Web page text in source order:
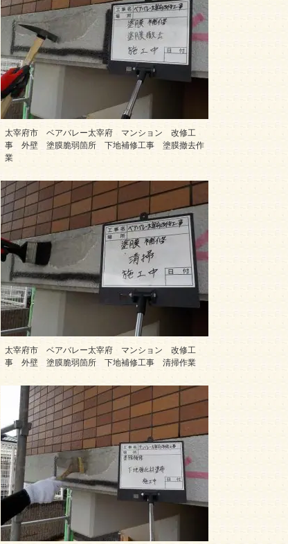
太宰府市 ベアバレー太宰府 マンション 改修工
事 外壁 塗膜脆弱箇所 下地補修工事 塗膜撤去作
業
太宰府市 ベアバレー太宰府 マンション 改修工
事 外壁 塗膜脆弱箇所 下地補修工事 清掃作業